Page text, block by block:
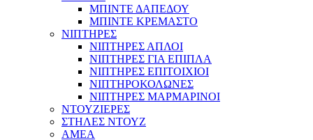
ΜΠΙΝΤΕ ΔΑΠΕΔΟΥ
ΜΠΙΝΤΕ ΚΡΕΜΑΣΤΟ
ΝΙΠΤΗΡΕΣ
ΝΙΠΤΗΡΕΣ ΑΠΛΟΙ
ΝΙΠΤΗΡΕΣ ΓΙΑ ΕΠΙΠΛΑ
ΝΙΠΤΗΡΕΣ ΕΠΙΤΟΙΧΙΟΙ
ΝΙΠΤΗΡΟΚΟΛΩΝΕΣ
ΝΙΠΤΗΡΕΣ ΜΑΡΜΑΡΙΝΟΙ
ΝΤΟΥΖΙΕΡΕΣ
ΣΤΗΛΕΣ ΝΤΟΥΖ
ΑΜΕΑ